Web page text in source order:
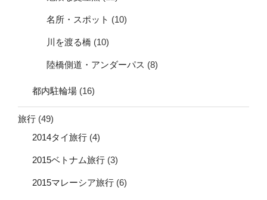
名所・スポット (10)
川を渡る橋 (10)
陸橋側道・アンダーパス (8)
都内駐輪場 (16)
旅行 (49)
2014タイ旅行 (4)
2015ベトナム旅行 (3)
2015マレーシア旅行 (6)